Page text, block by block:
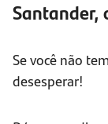
Santander,
Se você não
desesperar!